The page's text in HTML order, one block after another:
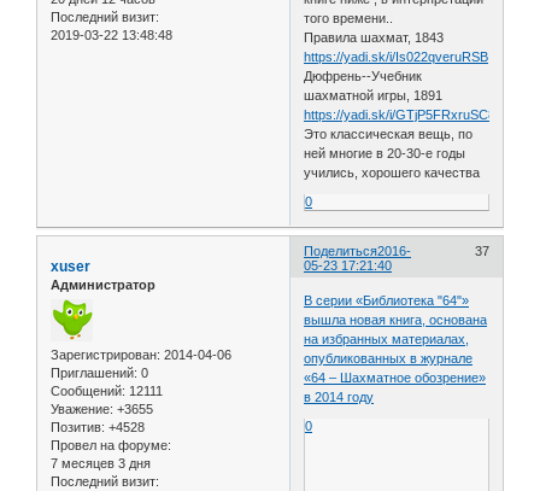
Последний визит:
2019-03-22 13:48:48
того времени..
Правила шахмат, 1843
https://yadi.sk/i/Is022qveruRSB
Дюфрень--Учебник
шахматной игры, 1891
https://yadi.sk/i/GTjP5FRxruSC8
Это классическая вещь, по
ней многие в 20-30-е годы
учились, хорошего качества
0
Поделиться 37
2016-
05-23 17:21:40
xuser
Администратор
Зарегистрирован: 2014-04-06
Приглашений: 0
Сообщений: 12111
Уважение: +3655
Позитив: +4528
Провел на форуме:
7 месяцев 3 дня
Последний визит:
В серии «Библиотека "64"»
вышла новая книга, основана
на избранных материалах,
опубликованных в журнале
«64 – Шахматное обозрение»
в 2014 году
0